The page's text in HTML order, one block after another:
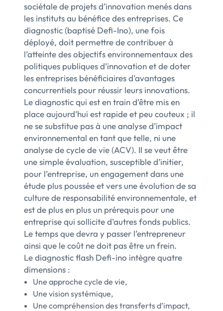
sociétale de projets d’innovation menés dans
les instituts au bénéfice des entreprises. Ce
diagnostic (baptisé Defi-Ino), une fois
déployé, doit permettre de contribuer à
l’atteinte des objectifs environnementaux des
politiques publiques d’innovation et de doter
les entreprises bénéficiaires d’avantages
concurrentiels pour réussir leurs innovations.
Le diagnostic qui est en train d’être mis en
place aujourd’hui est rapide et peu couteux ; il
ne se substitue pas à une analyse d’impact
environnemental en tant que telle, ni une
analyse de cycle de vie (ACV). Il se veut être
une simple évaluation, susceptible d’initier,
pour l’entreprise, un engagement dans une
étude plus poussée et vers une évolution de sa
culture de responsabilité environnementale, et
est de plus en plus un prérequis pour une
entreprise qui sollicite d’autres fonds publics.
Le temps que devra y passer l’entrepreneur
ainsi que le coût ne doit pas être un frein.
Le diagnostic flash Defi-ino intègre quatre
dimensions :
Une approche cycle de vie,
Une vision systémique,
Une compréhension des transferts d’impact,